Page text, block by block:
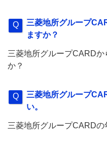
三菱地所グループ
ますか？
三菱地所グループCARD
か？
三菱地所グループ
い。
三菱地所グループCARDの